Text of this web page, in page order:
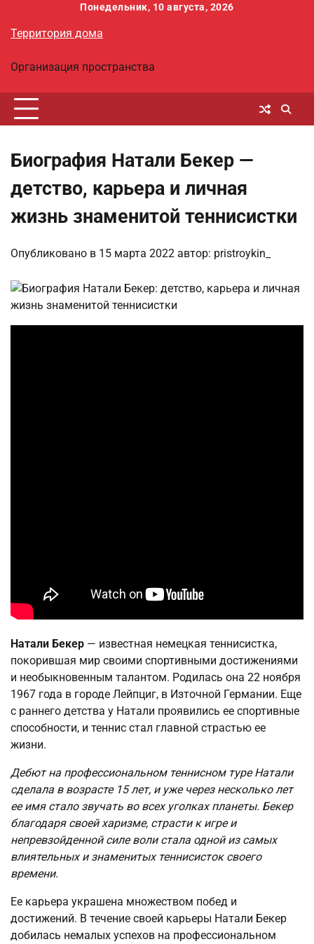
содержимому
Понедельник, 10 августа, 2026
Территория дома
Организация пространства
Биография Натали Бекер —
детство, карьера и личная
жизнь знаменитой теннисистки
Опубликовано в 15 марта 2022 автор: pristroykin_
Натали Бекер — известная немецкая теннисистка,
покорившая мир своими спортивными достижениями
и необыкновенным талантом. Родилась она 22 ноября
1967 года в городе Лейпциг, в Източной Германии. Еще
с раннего детства у Натали проявились ее спортивные
способности, и теннис стал главной страстью ее
жизни.
Дебют на профессиональном теннисном туре Натали
сделала в возрасте 15 лет, и уже через несколько лет
ее имя стало звучать во всех уголках планеты. Бекер
благодаря своей харизме, страсти к игре и
непревзойденной силе воли стала одной из самых
влиятельных и знаменитых теннисисток своего
времени.
Ее карьера украшена множеством побед и
достижений. В течение своей карьеры Натали Бекер
добилась немалых успехов на профессиональном